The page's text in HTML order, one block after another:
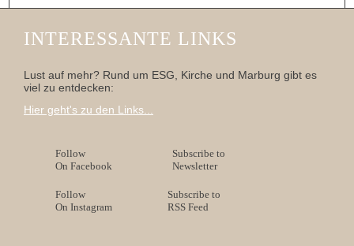
INTERESSANTE LINKS
Lust auf mehr? Rund um ESG, Kirche und Marburg gibt es
viel zu entdecken:
Hier geht's zu den Links...
Follow
On Facebook
Subscribe to
Newsletter
Follow
On Instagram
Subscribe to
RSS Feed